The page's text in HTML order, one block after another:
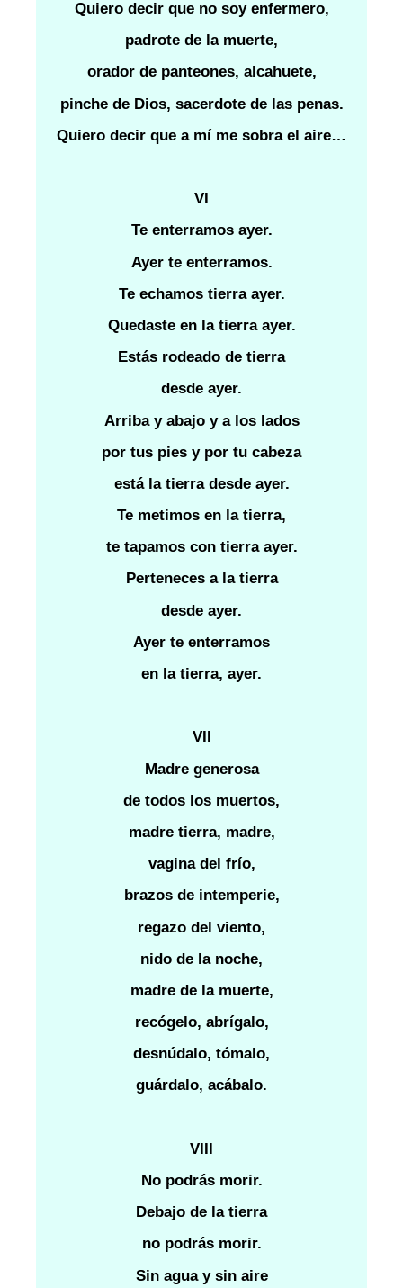
Quiero decir que no soy enfermero,
padrote de la muerte,
orador de panteones, alcahuete,
pinche de Dios, sacerdote de las penas.
Quiero decir que a mí me sobra el aire…
VI
Te enterramos ayer.
Ayer te enterramos.
Te echamos tierra ayer.
Quedaste en la tierra ayer.
Estás rodeado de tierra
desde ayer.
Arriba y abajo y a los lados
por tus pies y por tu cabeza
está la tierra desde ayer.
Te metimos en la tierra,
te tapamos con tierra ayer.
Perteneces a la tierra
desde ayer.
Ayer te enterramos
en la tierra, ayer.
VII
Madre generosa
de todos los muertos,
madre tierra, madre,
vagina del frío,
brazos de intemperie,
regazo del viento,
nido de la noche,
madre de la muerte,
recógelo, abrígalo,
desnúdalo, tómalo,
guárdalo, acábalo.
VIII
No podrás morir.
Debajo de la tierra
no podrás morir.
Sin agua y sin aire